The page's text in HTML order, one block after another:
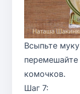
Всыпьте
перемешайте
комочков.
Шаг 7: